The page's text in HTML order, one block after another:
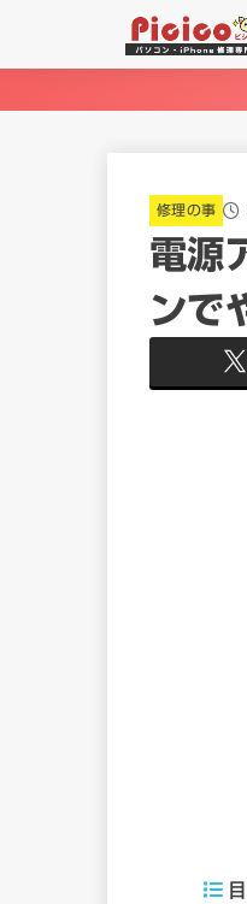
修理の事
電源
ンで